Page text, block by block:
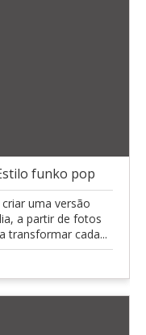
funko pop
uma versão
a partir de fotos
transformar cada...